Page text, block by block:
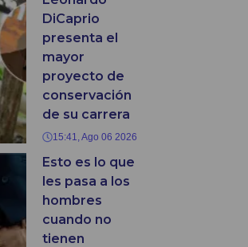
DiCaprio
presenta el
mayor
proyecto de
conservación
de su carrera
15:41, Ago 06 2026
Esto es lo que
les pasa a los
hombres
cuando no
tienen